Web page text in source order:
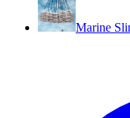
Marine